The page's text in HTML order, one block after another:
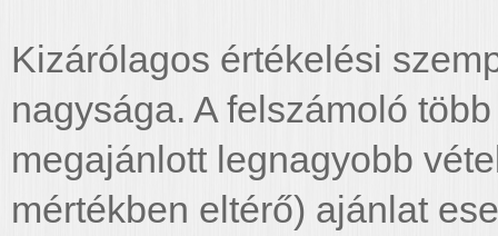
Kizárólagos értékelési
nagysága. A felszámoló
megajánlott legnagyobb
mértékben eltérő) ajánlat